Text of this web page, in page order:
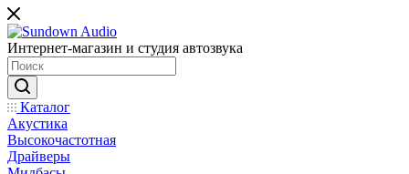
Интернет-магазин и студия автозвука
Каталог
Акустика
Высокочастотная
Драйверы